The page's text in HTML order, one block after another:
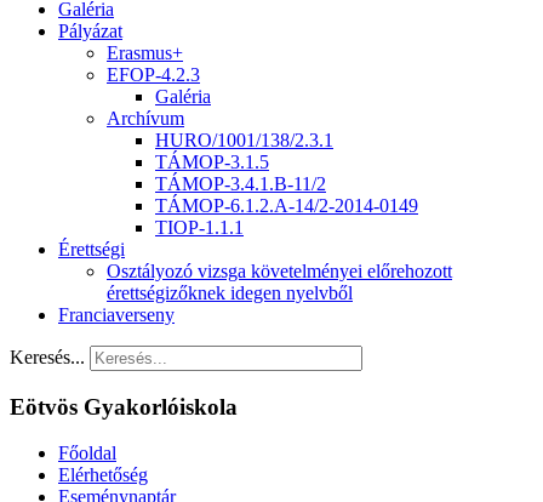
Galéria
Pályázat
Erasmus+
EFOP-4.2.3
Galéria
Archívum
HURO/1001/138/2.3.1
TÁMOP-3.1.5
TÁMOP-3.4.1.B-11/2
TÁMOP-6.1.2.A-14/2-2014-0149
TIOP-1.1.1
Érettségi
Osztályozó vizsga követelményei előrehozott
érettségizőknek idegen nyelvből
Franciaverseny
Keresés...
Eötvös Gyakorlóiskola
Főoldal
Elérhetőség
Eseménynaptár